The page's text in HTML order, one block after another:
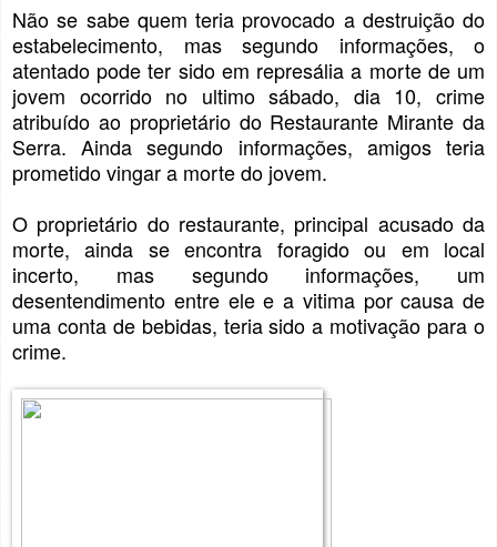
Não se sabe quem teria provocado a destruição do
estabelecimento, mas segundo informações, o
atentado pode ter sido em represália a morte de um
jovem ocorrido no ultimo sábado, dia 10, crime
atribuído ao proprietário do Restaurante Mirante da
Serra. Ainda segundo informações, amigos teria
prometido vingar a morte do jovem.
O proprietário do restaurante, principal acusado da
morte, ainda se encontra foragido ou em local
incerto, mas segundo informações, um
desentendimento entre ele e a vitima por causa de
uma conta de bebidas, teria sido a motivação para o
crime.